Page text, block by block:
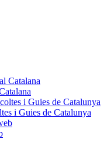
i Guies de Catalunya